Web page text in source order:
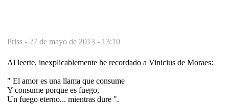
Priss - 27 de mayo de 2013 - 13:10
Al leerte, inexplicablemente he recordado a Vinicius de Moraes:
" El amor es una llama que consume
Y consume porque es fuego,
Un fuego eterno... mientras dure ".